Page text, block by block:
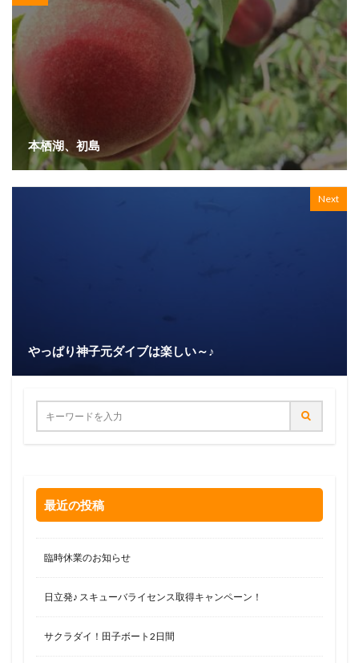
本栖湖、初島
Next
やっぱり神子元ダイブは楽しい～♪
最近の投稿
臨時休業のお知らせ
日立発♪ スキューバライセンス取得キャンペーン！
サクラダイ！田子ボート2日間